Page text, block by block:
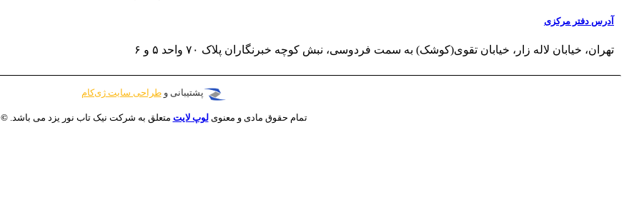
آدرس دفتر مرکزی
تهران، خیابان لاله‌ زار، خیابان تقوی(کوشک) به سمت فردوسی، نبش کوچه خبرنگاران پلاک ۷۰ واحد ۵ و ۶
پشتیبانی وطراحی سایتژی‌کام
تمام حقوق مادی و معنویلوپ لایت متعلق به شرکت نیک تاب نور یزد می باشد.©